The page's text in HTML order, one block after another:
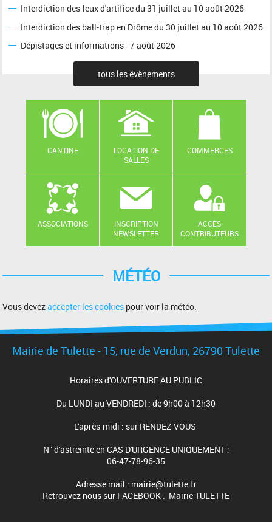
Interdiction des feux d'artifice du 31 juillet au 10 août 2026
Interdiction des ball-trap en Drôme du 30 juillet au 10 août 2026
Dépistages et informations - 7 août 2026
tous les évènements
CANTINE
LOCATION DE
SALLES
COMMERCES
ASSOCIATIONS
INSCRIPTION
NEWSLETTER
ACCÈS
CONTRIBUTEURS
MÉTÉO
Vous devezaccepter les cookies pour voir la météo.
Mairie de Tulette - 15, rue de Verdun, 26790 Tulette
Horaires d'OUVERTURE AU PUBLIC
Du LUNDI au VENDREDI : de 9h00 à 12h30
L'après-midi : sur RENDEZ-VOUS
N° d'astreinte en CAS D'URGENCE UNIQUEMENT :
06-47-78-96-35
Adresse mail : mairie@tulette.fr
Retrouvez nous sur FACEBOOK : Mairie TULETTE